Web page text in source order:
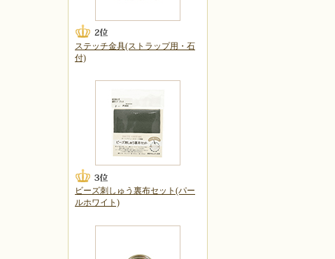
ステッチ金具(ストラップ用・石
付)
ビーズ刺しゅう裏布セット(パー
ルホワイト)